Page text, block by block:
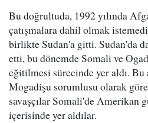
Bu doğrultuda, 1992 yılında
çatışmalara dahil olmak
birlikte Sudan'a gitti. Sudan'da
etti, bu dönemde Somali ve
eğitilmesi sürecinde yer aldı.
Mogadişu sorumlusu olarak
savaşçılar Somali'de Amerikan
içerisinde yer aldılar.